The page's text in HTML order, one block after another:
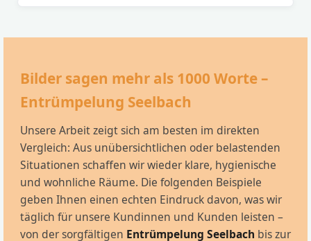
Bilder sagen mehr als 1000 Worte –
Entrümpelung Seelbach
Unsere Arbeit zeigt sich am besten im direkten
Vergleich: Aus unübersichtlichen oder belastenden
Situationen schaffen wir wieder klare, hygienische
und wohnliche Räume. Die folgenden Beispiele
geben Ihnen einen echten Eindruck davon, was wir
täglich für unsere Kundinnen und Kunden leisten –
von der sorgfältigen Entrümpelung Seelbach bis zur